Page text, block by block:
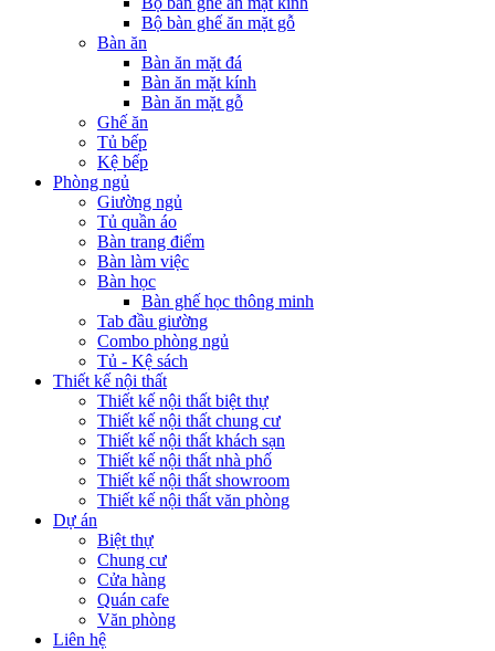
Bộ bàn ghế ăn mặt gỗ
Bàn ăn
Bàn ăn mặt đá
Bàn ăn mặt kính
Bàn ăn mặt gỗ
Ghế ăn
Tủ bếp
Kệ bếp
Phòng ngủ
Giường ngủ
Tủ quần áo
Bàn trang điểm
Bàn làm việc
Bàn học
Bàn ghế học thông minh
Tab đầu giường
Combo phòng ngủ
Tủ - Kệ sách
Thiết kế nội thất
Thiết kế nội thất biệt thự
Thiết kế nội thất chung cư
Thiết kế nội thất khách sạn
Thiết kế nội thất nhà phố
Thiết kế nội thất showroom
Thiết kế nội thất văn phòng
Dự án
Biệt thự
Chung cư
Cửa hàng
Quán cafe
Văn phòng
Liên hệ